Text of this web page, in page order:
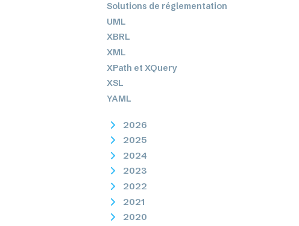
Solutions de réglementation
UML
XBRL
XML
XPath et XQuery
XSL
YAML
2026
2025
2024
2023
2022
2021
2020